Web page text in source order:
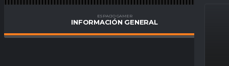
PORCENTAJE DE VICTORIAS
ESPACIO GAMER
INFORMACIÓN GENERAL